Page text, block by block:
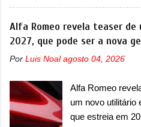
característico da
imagens, a
um carro muito
apenas sete
equipado com
capaz de
separou a
apresentou uma
mostra como
esportivo que
O granturismo
imagem de
esportivo será
de 2026, ou seja,
julho e setembro
Alfa Romeo revela teaser de
2027, que pode ser a nova
Por Luis Noal agosto 04, 2026
Alfa Romeo
um novo utilitário
que estreia em